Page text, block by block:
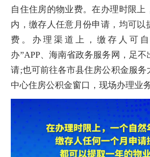
自住住房的物业费。在办理时限上
内，缴存人任意月份申请，均可以
费。办理渠道上，缴存人可
办”APP、海南省政务服务网，足不
请;也可前往各市县住房公积金服务
中心住房公积金窗口，现场办理业务